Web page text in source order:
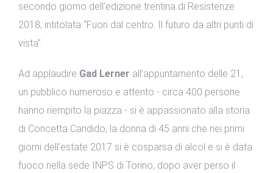
secondo giorno dell’edizione trentina di Resistenze
2018, intitolata “Fuori dal centro. Il futuro da altri punti di
vista”.
Ad applaudire Gad Lerner all’appuntamento delle 21,
un pubblico numeroso e attento - circa 400 persone
hanno riempito la piazza - si è appassionato alla storia
di Concetta Candido, la donna di 45 anni che nei primi
giorni dell’estate 2017 si è cosparsa di alcol e si è data
fuoco nella sede INPS di Torino, dopo aver perso il